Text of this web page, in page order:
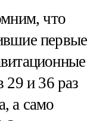
что
первые
29 и 36 раз
а само